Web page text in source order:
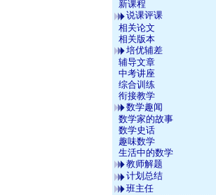
新课程
说课评课
相关论文
相关版本
培优辅差
辅导文章
中考讲座
综合训练
衔接教学
数学趣闻
数学家的故事
数学史话
趣味数学
生活中的数学
教师解题
计划总结
班主任